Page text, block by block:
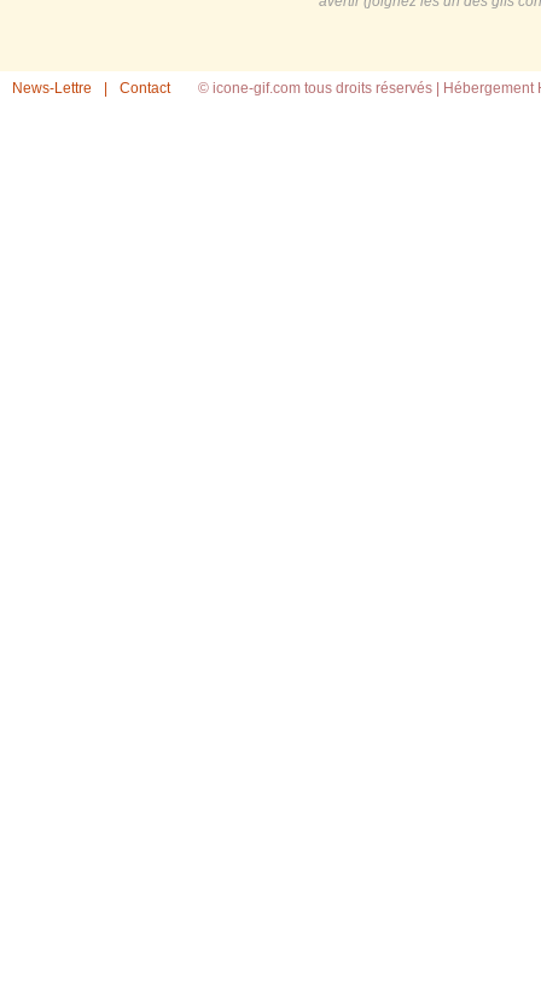
News-Lettre Contact © icone-gif.com tous droits réservés | Hébergement